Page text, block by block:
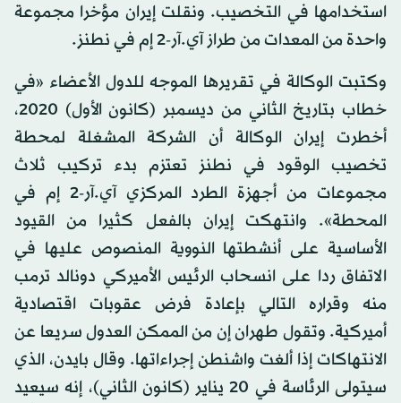
استخدامها في التخصيب. ونقلت إيران مؤخرا مجموعة
واحدة من المعدات من طراز آي.آر-2 إم في نطنز.
وكتبت الوكالة في تقريرها الموجه للدول الأعضاء «في
خطاب بتاريخ الثاني من ديسمبر (كانون الأول) 2020،
أخطرت إيران الوكالة أن الشركة المشغلة لمحطة
تخصيب الوقود في نطنز تعتزم بدء تركيب ثلاث
مجموعات من أجهزة الطرد المركزي آي.آر-2 إم في
المحطة». وانتهكت إيران بالفعل كثيرا من القيود
الأساسية على أنشطتها النووية المنصوص عليها في
الاتفاق ردا على انسحاب الرئيس الأميركي دونالد ترمب
منه وقراره التالي بإعادة فرض عقوبات اقتصادية
أميركية. وتقول طهران إن من الممكن العدول سريعا عن
الانتهاكات إذا ألغت واشنطن إجراءاتها. وقال بايدن، الذي
سيتولى الرئاسة في 20 يناير (كانون الثاني)، إنه سيعيد